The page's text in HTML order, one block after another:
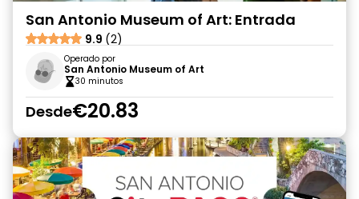
San Antonio Museum of Art: Entrada
9.9 (2)
Operado por
San Antonio Museum of Art
30 minutos
Desde€20.83